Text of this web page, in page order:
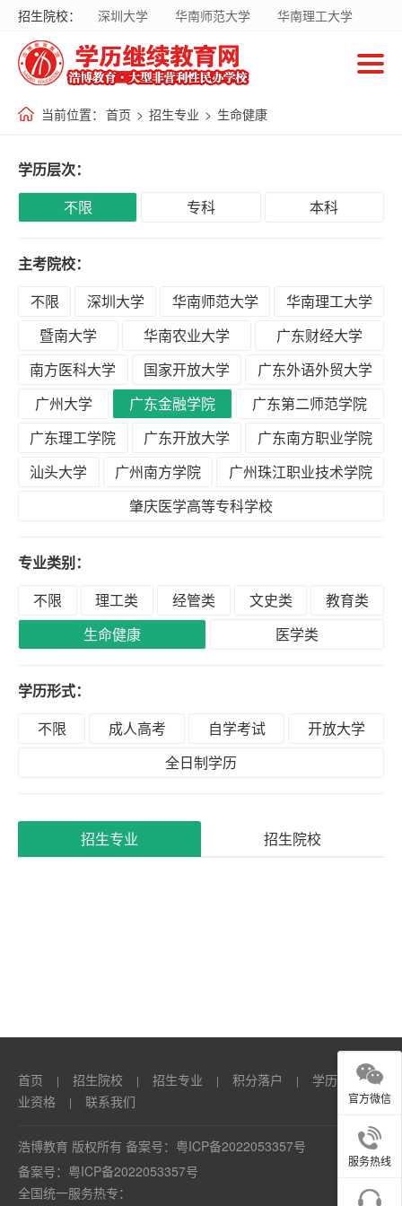
招生院校： 深圳大学 华南师范大学
华南理工大学
暨南大学
华南农业大学
广东财经大学
南方医科大学
国家开放大学
当前位置： 首页 > 招生专业 > 生命健康
学历层次：
不限
专科 本科
主考院校：
不限
深圳大学 华南师范大学
华南理工大学
暨南大学
华南农业大学
广东财经大学
南方医科大学
国家开放大学
广东外语外贸大学
广州大学
广东金融学院
广东第二师范学院
广东理工学院
广东开放大学
广东南方职业学院
汕头大学
广州南方学院
广州珠江职业技术学院
肇庆医学高等专科学校
专业类别：
不限
理工类 经管类 文史类
教育类
生命健康
医学类
学历形式：
不限
成人高考 自学考试
开放大学
全日制学历
招生专业 招生院校
首页 | 招生院校 | 招生专业 | 积分落户 | 学历
职
业资格
| 联系我们
浩博教育 版权所有 备案号： 粤ICP备2022053357号
备案号： 粤ICP备2022053357号
全国统一服务热专：
官方微信
服务热线